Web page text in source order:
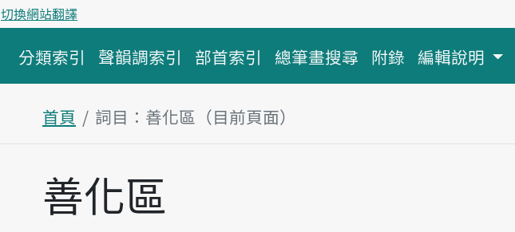
切換網站翻譯
分類索引 聲韻調索引 部首索引 總筆畫搜尋 附錄 編輯說明
首頁 詞目：善化區（目前頁面）
主內容區塊
善化區